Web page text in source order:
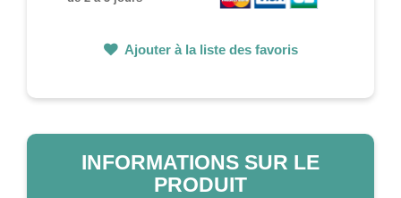
Ajouter à la liste des favoris
INFORMATIONS SUR LE
PRODUIT